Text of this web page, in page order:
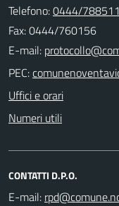
Telefono:0444/788511
Fax: 0444/760156
E-mail:
PEC:
Uffici e orari
Numeri utili
CONTATTI D.P.O.
E-mail: